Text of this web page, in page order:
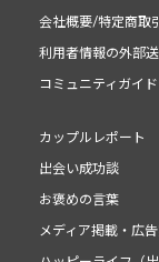
会社概要/特定商取
利用者情報の外部
コミュニティガイ
カップルレポート
出会い成功談
お褒めの言葉
メディア掲載・広